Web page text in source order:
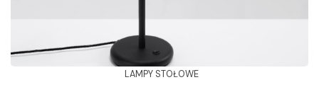
LAMPY STOŁOWE